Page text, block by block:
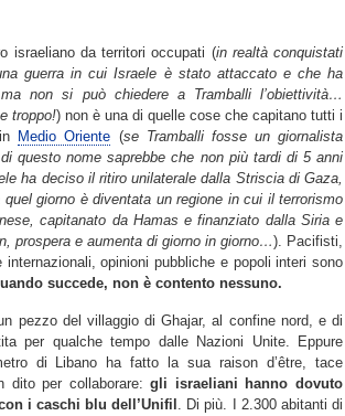
israeliano da territori occupati (in realtà conquistati
guerra in cui Israele è stato attaccato e che ha
non si può chiedere a Tramballi l’obiettività…
troppo!) non è una di quelle cose che capitano tutti i
Medio Oriente (se Tramballi fosse un giornalista
questo nome saprebbe che non più tardi di 5 anni
ha deciso il ritiro unilaterale dalla Striscia di Gaza,
quel giorno è diventata un regione in cui il terrorismo
capitanato da Hamas e finanziato dalla Siria e
prospera e aumenta di giorno in giorno…). Pacifisti,
opinioni pubbliche e popoli interi sono
succede, non è contento nessuno.
pezzo del villaggio di Ghajar, al confine nord, e di
per qualche tempo dalle Nazioni Unite. Eppure
di Libano ha fatto la sua raison d’être, tace
dito per collaborare:gli israeliani hanno dovuto
i caschi blu dell’Unifil . Di più. I 2.300 abitanti di